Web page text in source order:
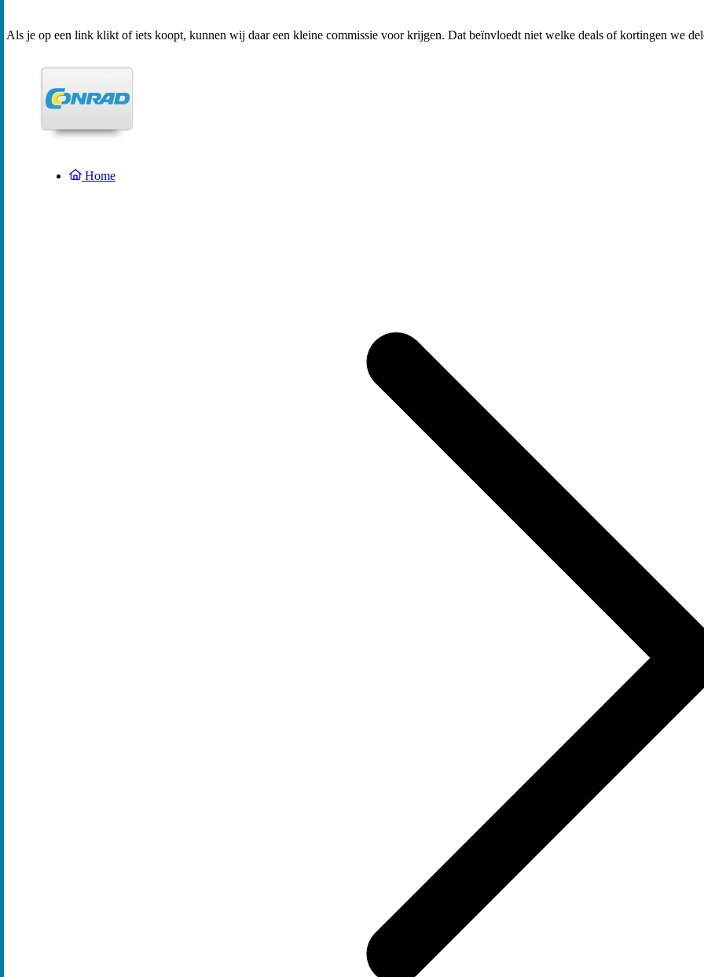
Als je op een link klikt of iets koopt, kunnen wij daar een kleine commissie voor krijgen. Dat beïnvloedt niet welke deals of kortingen we
Home